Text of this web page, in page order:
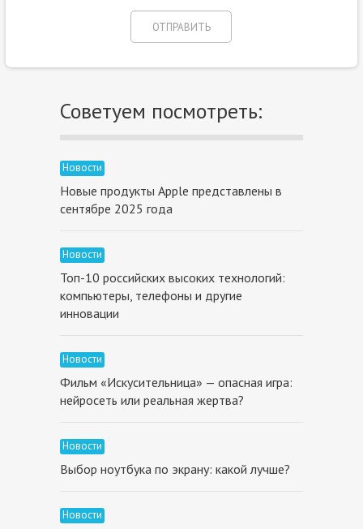
Советуем посмотреть:
Новости
Новые продукты Apple представлены в
сентябре 2025 года
Новости
Топ-10 российских высоких технологий:
компьютеры, телефоны и другие
инновации
Новости
Фильм «Искусительница» — опасная игра:
нейросеть или реальная жертва?
Новости
Выбор ноутбука по экрану: какой лучше?
Новости